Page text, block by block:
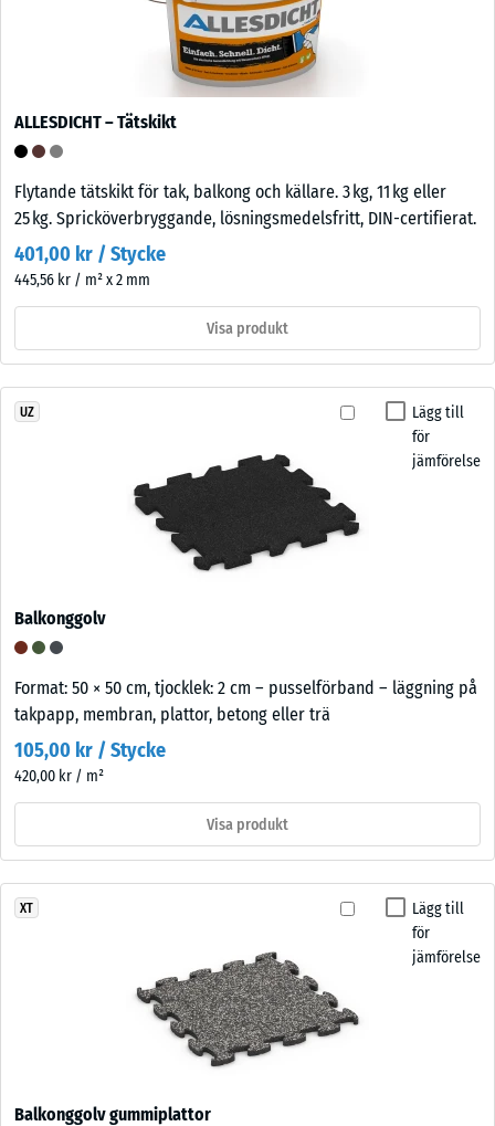
ALLESDICHT – Tätskikt
Flytande tätskikt för tak, balkong och källare. 3 kg, 11 kg eller
25 kg. Spricköverbryggande, lösningsmedelsfritt, DIN-certifierat.
401,00 kr / Stycke
445,56 kr / m² x 2 mm
Visa produkt
Lägg till
för
jämförelse
UZ
Balkonggolv
Format: 50 × 50 cm, tjocklek: 2 cm – pusselförband – läggning på
takpapp, membran, plattor, betong eller trä
105,00 kr / Stycke
420,00 kr / m²
Visa produkt
Lägg till
för
jämförelse
XT
Balkonggolv gummiplattor